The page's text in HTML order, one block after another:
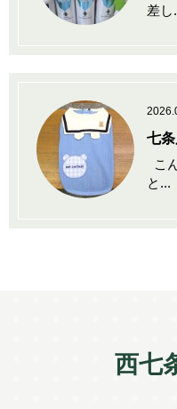
差し
七
こ
と...
西七